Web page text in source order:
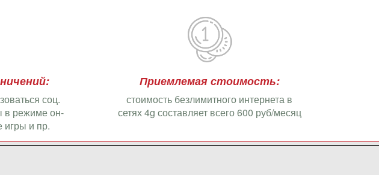
соц.
в режиме он-
игры и пр.
Приемлемая стоимость:
стоимость безлимитного интернета в
сетях 4g составляет всего 600 руб/месяц